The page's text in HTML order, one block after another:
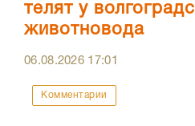
телят у
животновода
06.08.2026 17:01
Комментарии